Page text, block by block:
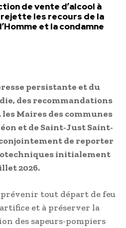
de vente d’alcool à
les recours de la
et la condamne
persistante et du
des recommandations
Maires des communes
et de Saint-Just Saint-
de reporter
initialement
2026.
tout départ de feu
et à préserver la
des sapeurs-pompiers